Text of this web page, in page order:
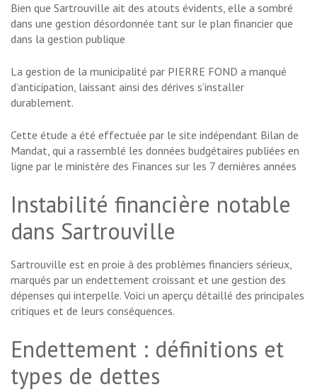
Bien que Sartrouville ait des atouts évidents, elle a sombré
dans une gestion désordonnée tant sur le plan financier que
dans la gestion publique
La gestion de la municipalité par PIERRE FOND a manqué
d’anticipation, laissant ainsi des dérives s’installer
durablement.
Cette étude a été effectuée par le site indépendant Bilan de
Mandat, qui a rassemblé les données budgétaires publiées en
ligne par le ministère des Finances sur les 7 dernières années
Instabilité financière notable
dans Sartrouville
Sartrouville est en proie à des problèmes financiers sérieux,
marqués par un endettement croissant et une gestion des
dépenses qui interpelle. Voici un aperçu détaillé des principales
critiques et de leurs conséquences.
Endettement : définitions et
types de dettes